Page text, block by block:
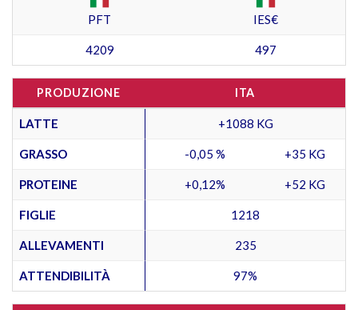
PFT IES€
4209 497
PRODUZIONE ITA
LATTE +1088 KG
GRASSO -0,05 % +35 KG
PROTEINE +0,12% +52 KG
FIGLIE 1218
ALLEVAMENTI 235
ATTENDIBILITÀ 97%